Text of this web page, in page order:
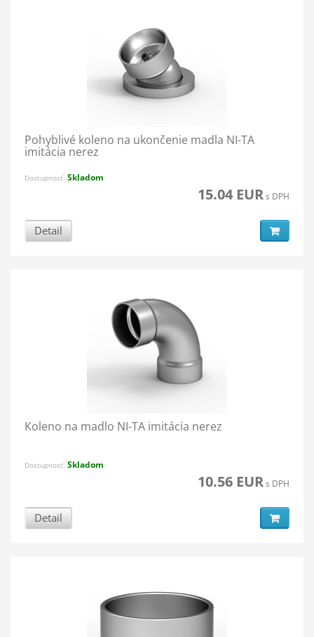
Pohyblivé koleno na ukončenie madla NI-TA
imitácia nerez
Dostupnosť: Skladom
15.04 EURs DPH
Detail
Koleno na madlo NI-TA imitácia nerez
Dostupnosť: Skladom
10.56 EURs DPH
Detail